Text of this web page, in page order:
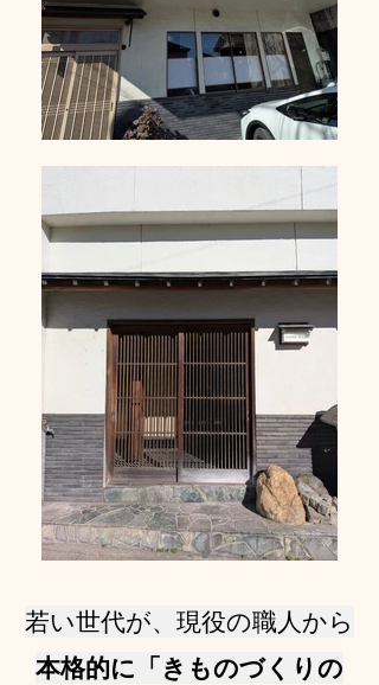
若い世代が、現役の職人から
本格的に「きものづくりの